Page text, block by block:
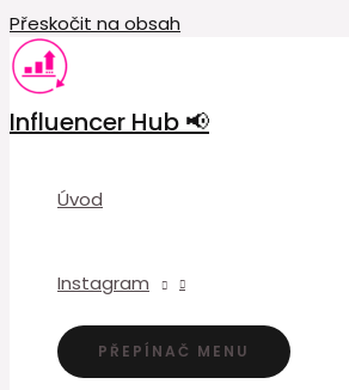
Přeskočit na obsah
Influencer Hub 📢
Úvod
Instagram
PŘEPÍNAČ MENU